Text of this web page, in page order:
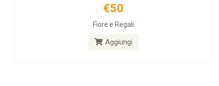
€50
Fiore e Regali
Aggiungi